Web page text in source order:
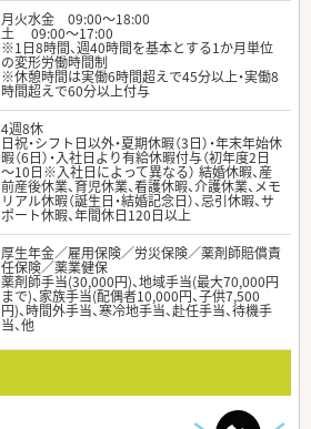
月火水金 09:00〜18:00
土 09:00〜17:00
※1日8時間、週40時間を基本とする1か月単位
の変形労働時間制
※休憩時間は実働6時間超えで45分以上・実働8
時間超えで60分以上付与
4週8休
日祝・シフト日以外・夏期休暇（3日）・年末年始休
暇（6日）・入社日より有給休暇付与（初年度2日
～10日※入社日によって異なる） 結婚休暇、産
前産後休業、育児休業、看護休暇、介護休業、メモ
リアル休暇（誕生日・結婚記念日）、忌引休暇、サ
ポート休暇、年間休日120日以上
厚生年金／雇用保険／労災保険／薬剤師賠償責
任保険／薬業健保
薬剤師手当(30,000円)、地域手当(最大70,000円
まで)、家族手当(配偶者10,000円、子供7,500
円)、時間外手当、寒冷地手当、赴任手当、待機手
当、他